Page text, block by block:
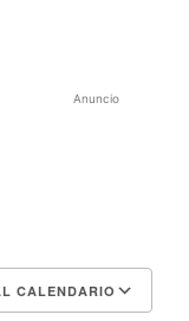
Anuncio
CALENDARIO